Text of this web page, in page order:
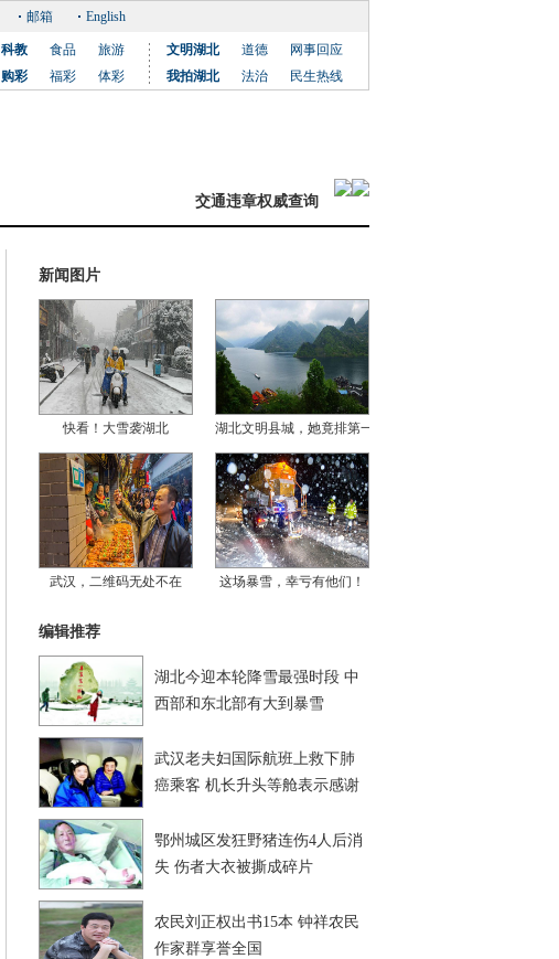
邮箱 English
科教 食品
旅游
购彩
福彩 体彩
文明湖北 道德
网事回应
我拍湖北
法治 民生热线
交通违章权威查询
新闻图片
快看！大雪袭湖北 湖北文明县城，她竟排第一
武汉，二维码无处不在 这场暴雪，幸亏有他们！
编辑推荐
湖北今迎本轮降雪最强时段 中
西部和东北部有大到暴雪
武汉老夫妇国际航班上救下肺
癌乘客 机长升头等舱表示感谢
鄂州城区发狂野猪连伤4人后消
失 伤者大衣被撕成碎片
农民刘正权出书15本 钟祥农民
作家群享誉全国